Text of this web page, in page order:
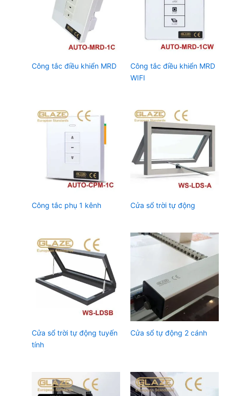
Công tắc điều khiển MRD
Công tắc điều khiển MRD
WIFI
Công tắc phụ 1 kênh Cửa sổ trời tự động
Cửa sổ trời tự động tuyến
tính
Cửa sổ tự động 2 cánh